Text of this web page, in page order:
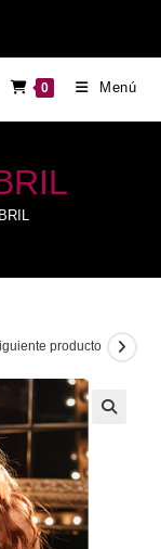
0 Menú
producto